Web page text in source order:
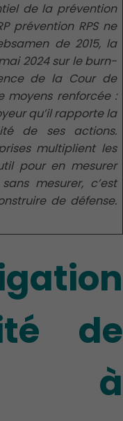
de la prévention
prévention RPS ne
de 2015, la
2024 sur le burn-
de la Cour de
moyens renforcée :
qu’il rapporte la
de ses actions.
multiplient les
pour en mesurer
mesurer, c’est
de défense.
de
à